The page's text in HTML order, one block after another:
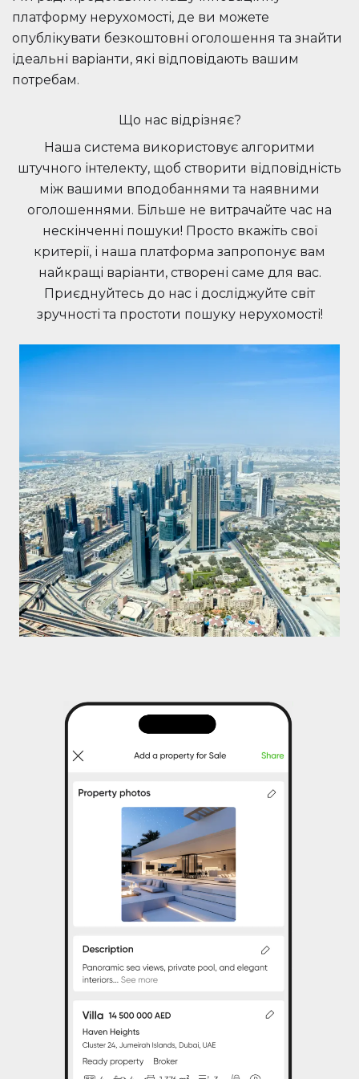
платформу нерухомості, де ви можете
опублікувати безкоштовні оголошення та знайти
ідеальні варіанти, які відповідають вашим
потребам.
Що нас відрізняє?
Наша система використовує алгоритми
штучного інтелекту, щоб створити відповідність
між вашими вподобаннями та наявними
оголошеннями. Більше не витрачайте час на
нескінченні пошуки! Просто вкажіть свої
критерії, і наша платформа запропонує вам
найкращі варіанти, створені саме для вас.
Приєднуйтесь до нас і досліджуйте світ
зручності та простоти пошуку нерухомості!